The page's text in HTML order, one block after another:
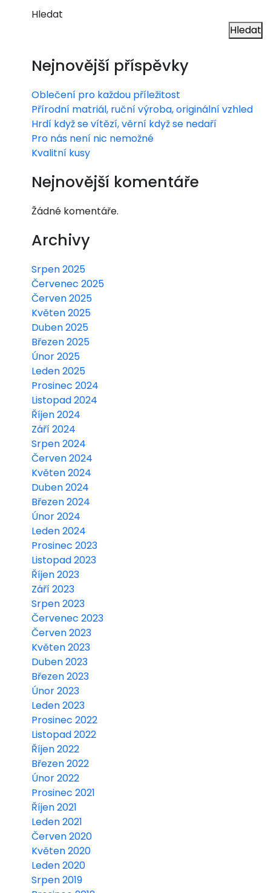
kva
litn
ě
sní
Hledat
Hledat
Nejnovější příspěvky
Oblečení pro každou příležitost
Přírodní matriál, ruční výroba, originální vzhled
Hrdí když se vítězí, věrní když se nedaří
Pro nás není nic nemožné
Kvalitní kusy
Nejnovější komentáře
Žádné komentáře.
Archivy
Srpen 2025
Červenec 2025
Červen 2025
Květen 2025
Duben 2025
Březen 2025
Únor 2025
Leden 2025
Prosinec 2024
Listopad 2024
Říjen 2024
Září 2024
Srpen 2024
Červen 2024
Květen 2024
Duben 2024
Březen 2024
Únor 2024
Leden 2024
Prosinec 2023
Listopad 2023
Říjen 2023
Září 2023
Srpen 2023
Červenec 2023
Červen 2023
Květen 2023
Duben 2023
Březen 2023
Únor 2023
Leden 2023
Prosinec 2022
Listopad 2022
Říjen 2022
Březen 2022
Únor 2022
Prosinec 2021
Říjen 2021
Leden 2021
Červen 2020
Květen 2020
Leden 2020
Srpen 2019